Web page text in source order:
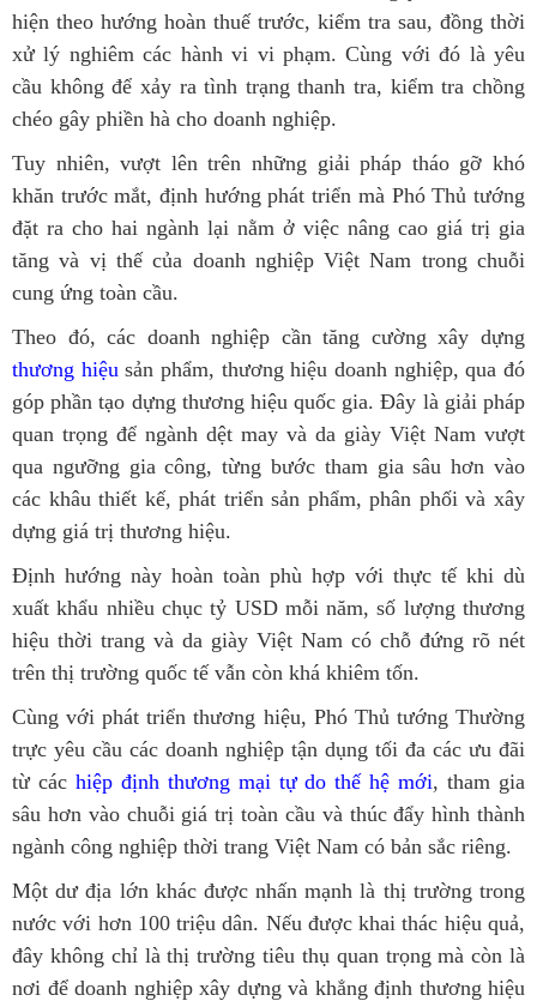
hiện theo hướng hoàn thuế trước, kiểm tra sau, đồng thời
xử lý nghiêm các hành vi vi phạm. Cùng với đó là yêu
cầu không để xảy ra tình trạng thanh tra, kiểm tra chồng
chéo gây phiền hà cho doanh nghiệp.
Tuy nhiên, vượt lên trên những giải pháp tháo gỡ khó
khăn trước mắt, định hướng phát triển mà Phó Thủ tướng
đặt ra cho hai ngành lại nằm ở việc nâng cao giá trị gia
tăng và vị thế của doanh nghiệp Việt Nam trong chuỗi
cung ứng toàn cầu.
Theo đó, các doanh nghiệp cần tăng cường xây dựng
thương hiệu sản phẩm, thương hiệu doanh nghiệp, qua đó
góp phần tạo dựng thương hiệu quốc gia. Đây là giải pháp
quan trọng để ngành dệt may và da giày Việt Nam vượt
qua ngưỡng gia công, từng bước tham gia sâu hơn vào
các khâu thiết kế, phát triển sản phẩm, phân phối và xây
dựng giá trị thương hiệu.
Định hướng này hoàn toàn phù hợp với thực tế khi dù
xuất khẩu nhiều chục tỷ USD mỗi năm, số lượng thương
hiệu thời trang và da giày Việt Nam có chỗ đứng rõ nét
trên thị trường quốc tế vẫn còn khá khiêm tốn.
Cùng với phát triển thương hiệu, Phó Thủ tướng Thường
trực yêu cầu các doanh nghiệp tận dụng tối đa các ưu đãi
từ các hiệp định thương mại tự do thế hệ mới, tham gia
sâu hơn vào chuỗi giá trị toàn cầu và thúc đẩy hình thành
ngành công nghiệp thời trang Việt Nam có bản sắc riêng.
Một dư địa lớn khác được nhấn mạnh là thị trường trong
nước với hơn 100 triệu dân. Nếu được khai thác hiệu quả,
đây không chỉ là thị trường tiêu thụ quan trọng mà còn là
nơi để doanh nghiệp xây dựng và khẳng định thương hiệu